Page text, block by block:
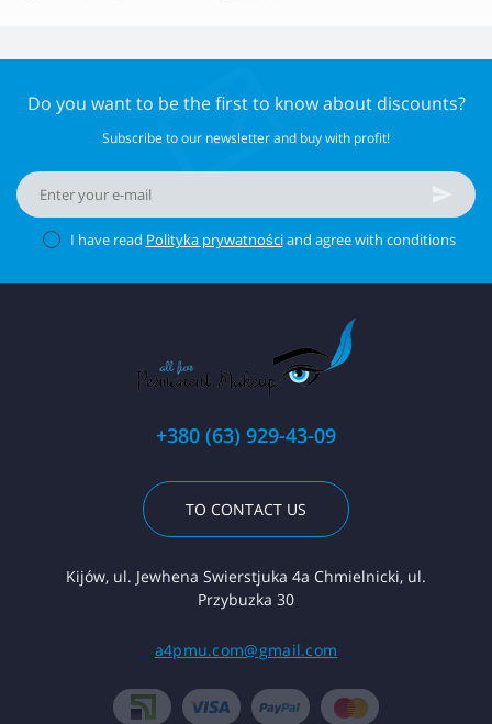
Do you want to be the first to know about discounts?
Subscribe to our newsletter and buy with profit!
I have read Polityka prywatnościand agree with conditions
+380 (63) 929-43-09
TO CONTACT US
Kijów, ul. Jewhena Swierstjuka 4a Chmielnicki, ul.
Przybuzka 30
a4pmu.com@gmail.com